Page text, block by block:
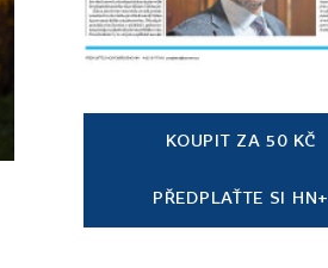
KOUPIT ZA 50 KČ
PŘEDPLAŤTE SI HN+